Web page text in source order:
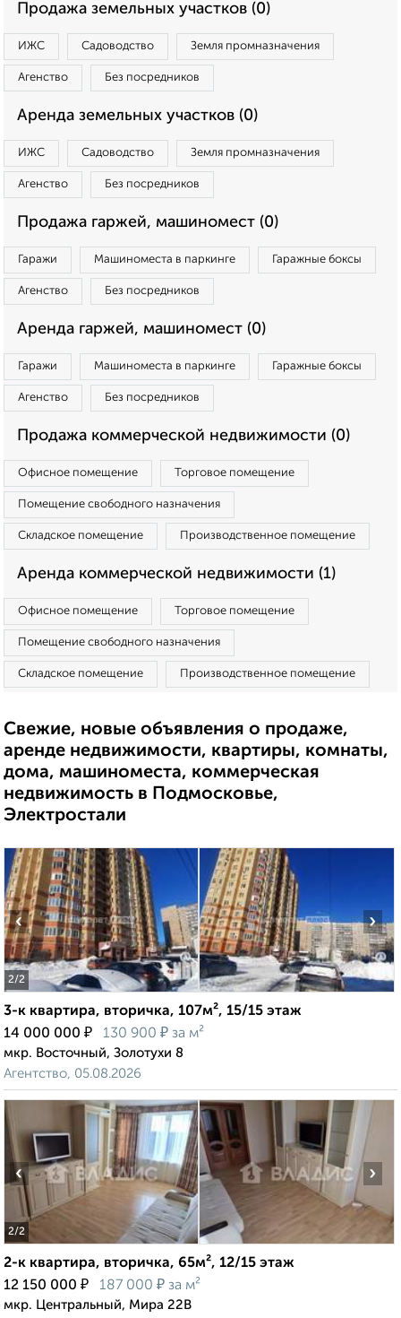
Продажа земельных участков (0)
ИЖС Садоводство Земля промназначения
Агенство Без посредников
Аренда земельных участков (0)
ИЖС Садоводство Земля промназначения
Агенство Без посредников
Продажа гаржей, машиномест (0)
Гаражи Машиноместа в паркинге Гаражные боксы
Агенство Без посредников
Аренда гаржей, машиномест (0)
Гаражи Машиноместа в паркинге Гаражные боксы
Агенство Без посредников
Продажа коммерческой недвижимости (0)
Офисное помещение Торговое помещение
Помещение свободного назначения
Складское помещение Производственное помещение
Аренда коммерческой недвижимости (1)
Офисное помещение Торговое помещение
Помещение свободного назначения
Складское помещение Производственное помещение
Свежие, новые объявления о продаже,
аренде недвижимости, квартиры, комнаты,
дома, машиноместа, коммерческая
недвижимость в Подмосковье,
Электростали
2/2
‹ ›
3-к квартира, вторичка, 107м², 15/15 этаж
14 000 000 ₽ 130 900 ₽ за м²
мкр. Восточный, Золотухи 8
Агентство, 05.08.2026
2/2
‹ ›
2-к квартира, вторичка, 65м², 12/15 этаж
12 150 000 ₽ 187 000 ₽ за м²
мкр. Центральный, Мира 22В